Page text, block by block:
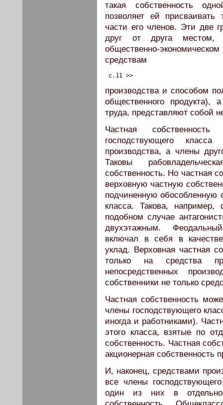
такая собственность
позволяет ей
части его членов. Эти две
друг от друга местом,
общественно-
средствам
c.11 >>
производства и способом
общественного продукта),
труда, представляют собой
Частная
господствующего
производства, а члены
Таковы
собственность. Но частная
верховную частную
подчиненную обособленную
класса. Такова, например,
подобном случае
двухэтажным.
включал в себя в
уклад. Верховная частная
только на средства
непосредственных
собственники не только
Частная собственность
члены господствующего
иногда и работниками).
этого класса, взятые по
собственность. Частная
акционерная собственность
И, наконец, средствами
все члены
один из них в